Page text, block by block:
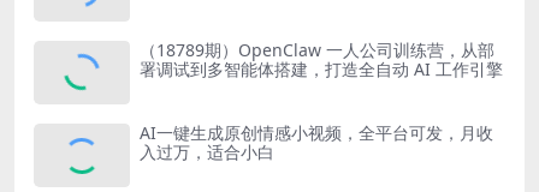
（18789期）OpenClaw 一人公司训练营，从部
署调试到多智能体搭建，打造全自动 AI 工作引擎
AI一键生成原创情感小视频，全平台可发，月收
入过万，适合小白